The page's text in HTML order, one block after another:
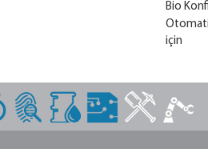
Bio
için